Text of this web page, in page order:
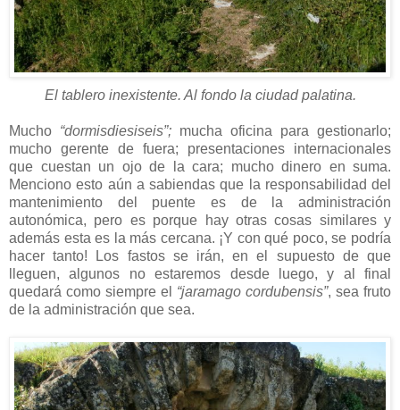
El tablero inexistente. Al fondo la ciudad palatina.
Mucho “dormisdiesiseis”; mucha oficina para gestionarlo;
mucho gerente de fuera; presentaciones internacionales
que cuestan un ojo de la cara; mucho dinero en suma.
Menciono esto aún a sabiendas que la responsabilidad del
mantenimiento del puente es de la administración
autonómica, pero es porque hay otras cosas similares y
además esta es la más cercana. ¡Y con qué poco, se podría
hacer tanto! Los fastos se irán, en el supuesto de que
lleguen, algunos no estaremos desde luego, y al final
quedará como siempre el “jaramago cordubensis”, sea fruto
de la administración que sea.